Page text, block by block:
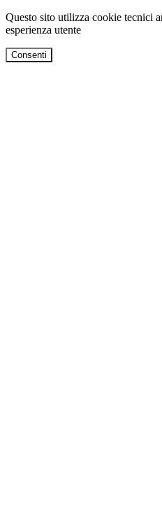
Questo sito utilizza cookie tecnici
esperienza utente
Consenti